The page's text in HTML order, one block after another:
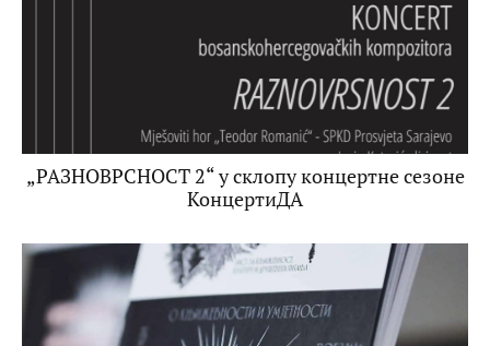
„РАЗНОВРСНОСТ 2“ у склопу концертне сезоне
КонцертиДА